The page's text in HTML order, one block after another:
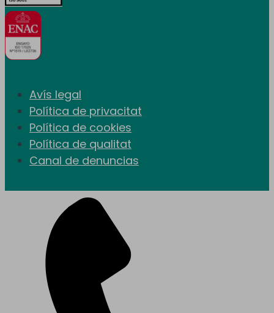
Avís legal
Política de privacitat
Política de cookies
Política de qualitat
Canal de denuncias